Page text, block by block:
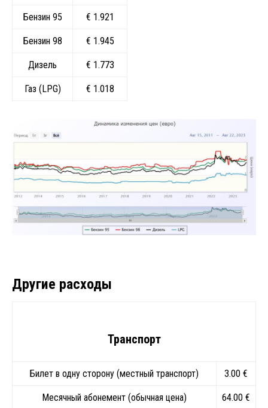
Бензин 95 € 1.921
Бензин 98 € 1.945
Дизель € 1.773
Газ (LPG) € 1.018
Другие расходы
Транспорт
Билет в одну сторону (местный транспорт) 3.00 €
Месячный абонемент (обычная цена) 64.00 €